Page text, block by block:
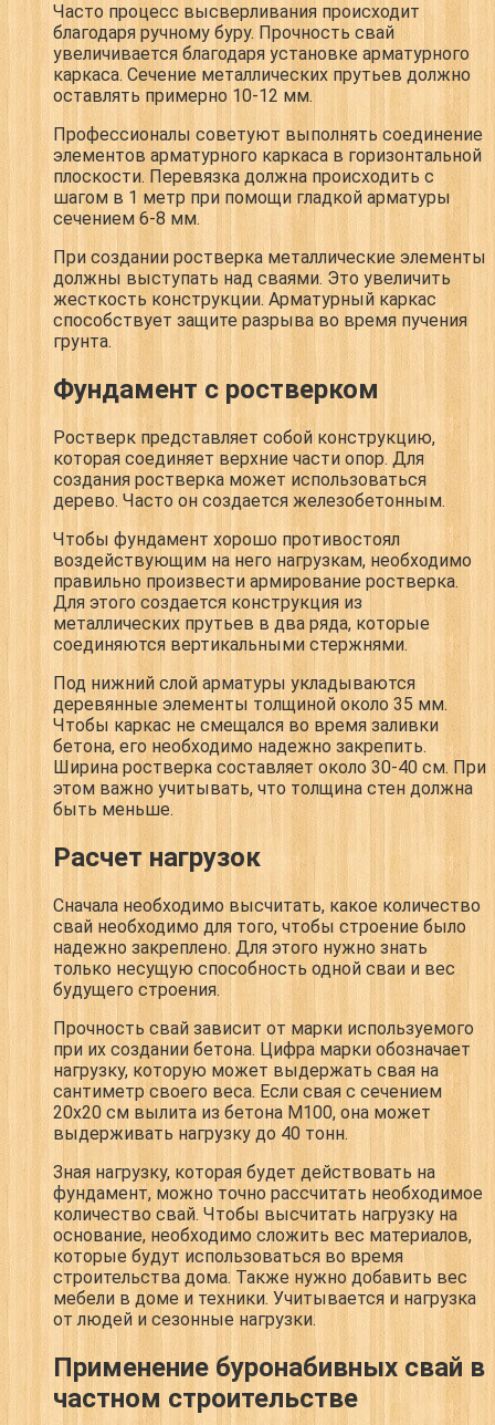
Часто процесс высверливания происходит
благодаря ручному буру. Прочность свай
увеличивается благодаря установке арматурного
каркаса. Сечение металлических прутьев должно
оставлять примерно 10-12 мм.
Профессионалы советуют выполнять соединение
элементов арматурного каркаса в горизонтальной
плоскости. Перевязка должна происходить с
шагом в 1 метр при помощи гладкой арматуры
сечением 6-8 мм.
При создании ростверка металлические элементы
должны выступать над сваями. Это увеличить
жесткость конструкции. Арматурный каркас
способствует защите разрыва во время пучения
грунта.
Фундамент с ростверком
Ростверк представляет собой конструкцию,
которая соединяет верхние части опор. Для
создания ростверка может использоваться
дерево. Часто он создается железобетонным.
Чтобы фундамент хорошо противостоял
воздействующим на него нагрузкам, необходимо
правильно произвести армирование ростверка.
Для этого создается конструкция из
металлических прутьев в два ряда, которые
соединяются вертикальными стержнями.
Под нижний слой арматуры укладываются
деревянные элементы толщиной около 35 мм.
Чтобы каркас не смещался во время заливки
бетона, его необходимо надежно закрепить.
Ширина ростверка составляет около 30-40 см. При
этом важно учитывать, что толщина стен должна
быть меньше.
Расчет нагрузок
Сначала необходимо высчитать, какое количество
свай необходимо для того, чтобы строение было
надежно закреплено. Для этого нужно знать
только несущую способность одной сваи и вес
будущего строения.
Прочность свай зависит от марки используемого
при их создании бетона. Цифра марки обозначает
нагрузку, которую может выдержать свая на
сантиметр своего веса. Если свая с сечением
20х20 см вылита из бетона М100, она может
выдерживать нагрузку до 40 тонн.
Зная нагрузку, которая будет действовать на
фундамент, можно точно рассчитать необходимое
количество свай. Чтобы высчитать нагрузку на
основание, необходимо сложить вес материалов,
которые будут использоваться во время
строительства дома. Также нужно добавить вес
мебели в доме и техники. Учитывается и нагрузка
от людей и сезонные нагрузки.
Применение буронабивных свай в
частном строительстве